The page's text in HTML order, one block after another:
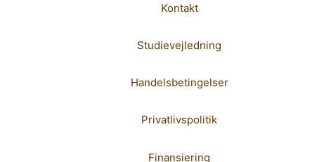
Kontakt
Studievejledning
Handelsbetingelser
Privatlivspolitik
Finansiering